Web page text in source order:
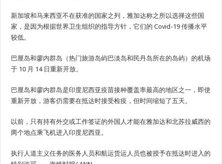
新加坡和马来西亚不在获准的国家之列，雅加达称之所以选择这些国
家，是因为根据世界卫生组织的指导方针，它们的 Covid-19 传播水平
较低。
巴厘岛和廖内群岛（热门旅游岛屿巴淡岛和民丹岛所在的岛屿）的机场
于 10 月 14 日重新开放。
巴厘岛和廖内群岛是印度尼西亚疫苗接种覆盖率最高的地区之一，即使
重新开放，游客仍需要在抵达时接受检疫，但时间缩短了五天。
以前，只有持有外交或工作签证的外国人才能在雅加达和北苏拉威西的
两个地点乘飞机进入印度尼西亚。
执行人道主义任务的医务人员和航运货运人员也被授予在抵达时进入的